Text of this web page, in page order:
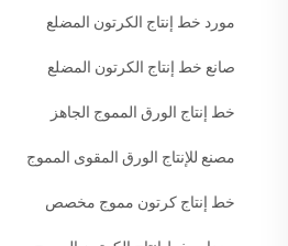
مورد خط إنتاج الكرتون المضلع
صانع خط إنتاج الكرتون المضلع
خط إنتاج الورق المموج الجاهز
مصنع للإنتاج الورق المقوى المموج
خط إنتاج كرتون مموج مخصص